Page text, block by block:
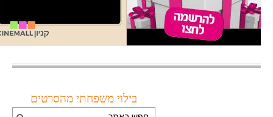
בילוי משפחתי מהסרטים